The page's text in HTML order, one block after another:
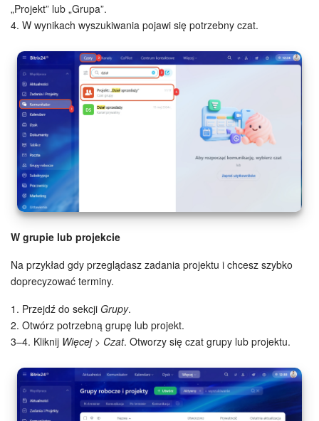
„Projekt” lub „Grupa”.
4. W wynikach wyszukiwania pojawi się potrzebny czat.
W grupie lub projekcie
Na przykład gdy przeglądasz zadania projektu i chcesz szybko
doprecyzować terminy.
1. Przejdź do sekcji Grupy.
2. Otwórz potrzebną grupę lub projekt.
3–4. Kliknij Więcej > Czat. Otworzy się czat grupy lub projektu.